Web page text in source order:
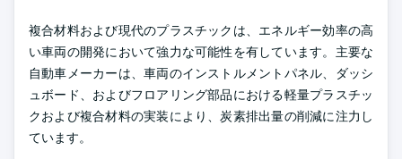
複合材料および現代のプラスチックは、エネルギー効率の高
い車両の開発において強力な可能性を有しています。主要な
自動車メーカーは、車両のインストルメントパネル、ダッシ
ュボード、およびフロアリング部品における軽量プラスチッ
クおよび複合材料の実装により、炭素排出量の削減に注力し
ています。